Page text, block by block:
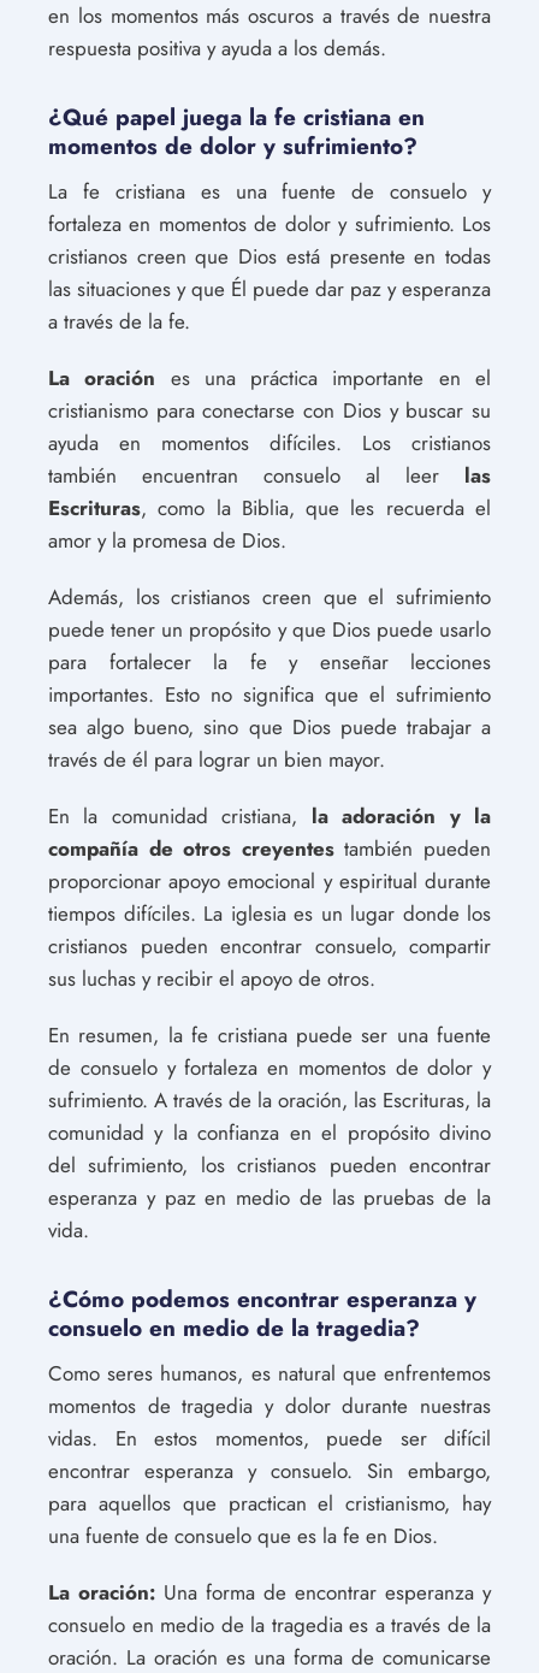
en los momentos más oscuros a través de nuestra
respuesta positiva y ayuda a los demás.
¿Qué papel juega la fe cristiana en
momentos de dolor y sufrimiento?
La fe cristiana es una fuente de consuelo y
fortaleza en momentos de dolor y sufrimiento. Los
cristianos creen que Dios está presente en todas
las situaciones y que Él puede dar paz y esperanza
a través de la fe.
La oración es una práctica importante en el
cristianismo para conectarse con Dios y buscar su
ayuda en momentos difíciles. Los cristianos
también encuentran consuelo al leer las
Escrituras, como la Biblia, que les recuerda el
amor y la promesa de Dios.
Además, los cristianos creen que el sufrimiento
puede tener un propósito y que Dios puede usarlo
para fortalecer la fe y enseñar lecciones
importantes. Esto no significa que el sufrimiento
sea algo bueno, sino que Dios puede trabajar a
través de él para lograr un bien mayor.
En la comunidad cristiana, la adoración y la
compañía de otros creyentestambién pueden
proporcionar apoyo emocional y espiritual durante
tiempos difíciles. La iglesia es un lugar donde los
cristianos pueden encontrar consuelo, compartir
sus luchas y recibir el apoyo de otros.
En resumen, la fe cristiana puede ser una fuente
de consuelo y fortaleza en momentos de dolor y
sufrimiento. A través de la oración, las Escrituras, la
comunidad y la confianza en el propósito divino
del sufrimiento, los cristianos pueden encontrar
esperanza y paz en medio de las pruebas de la
vida.
¿Cómo podemos encontrar esperanza y
consuelo en medio de la tragedia?
Como seres humanos, es natural que enfrentemos
momentos de tragedia y dolor durante nuestras
vidas. En estos momentos, puede ser difícil
encontrar esperanza y consuelo. Sin embargo,
para aquellos que practican el cristianismo, hay
una fuente de consuelo que es la fe en Dios.
La oración: Una forma de encontrar esperanza y
consuelo en medio de la tragedia es a través de la
oración. La oración es una forma de comunicarse